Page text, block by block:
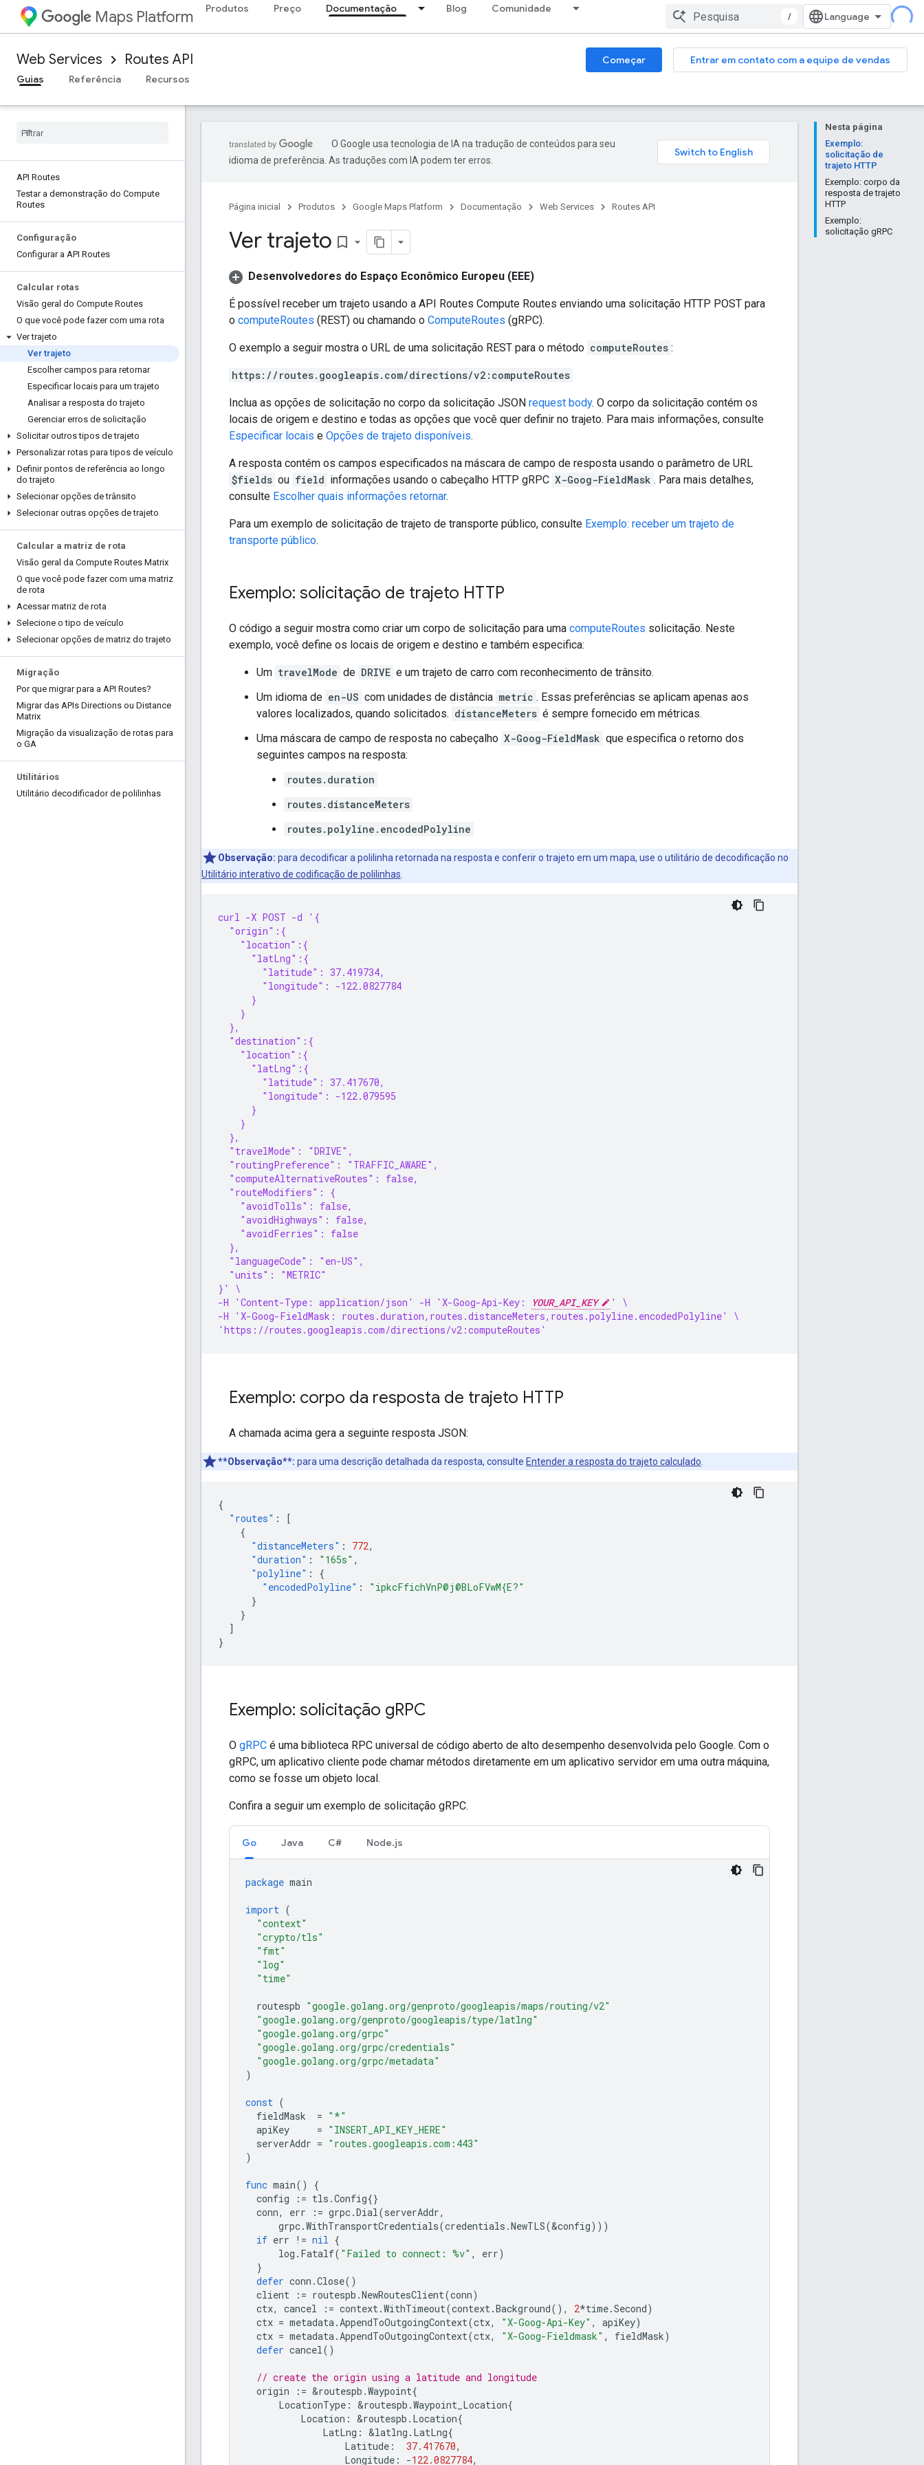
Maps Platform Produtos Preço Documentação Blog Comunidade
/
Web Services Routes API Começar
Entrar em contato com a equipe de vendas
Guias
Referência Recursos
API Routes
Testar a demonstração do Compute
Routes
Configuração
Configurar a API Routes
Calcular rotas
Visão geral do Compute Routes
O que você pode fazer com uma rota
Ver trajeto
Ver trajeto
Escolher campos para retornar
Especificar locais para um trajeto
Analisar a resposta do trajeto
Gerenciar erros de solicitação
Solicitar outros tipos de trajeto
Personalizar rotas para tipos de veículo
Definir pontos de referência ao longo
do trajeto
Selecionar opções de trânsito
Selecionar outras opções de trajeto
Calcular a matriz de rota
Visão geral da Compute Routes Matrix
O que você pode fazer com uma matriz
de rota
Acessar matriz de rota
Selecione o tipo de veículo
Selecionar opções de matriz do trajeto
Migração
Por que migrar para a API Routes?
Migrar das APIs Directions ou Distance
Matrix
Migração da visualização de rotas para
o GA
Utilitários
Utilitário decodificador de polilinhas
Nesta página
Exemplo:
solicitação de
trajeto HTTP
Exemplo: corpo da
resposta de trajeto
HTTP
Exemplo:
solicitação gRPC
O Google usa tecnologia de IA na tradução de conteúdos para seu
idioma de preferência. As traduções com IA podem ter erros.
Página inicial Produtos Google Maps Platform Documentação Web Services Routes API
Ver trajeto bookmark_border
Desenvolvedores do Espaço Econômico Europeu (EEE)
É possível receber um trajeto usando a API Routes Compute Routes enviando uma solicitação HTTP POST para
o computeRoutes (REST) ou chamando o ComputeRoutes (gRPC).
O exemplo a seguir mostra o URL de uma solicitação REST para o método computeRoutes :
https://routes.googleapis.com/directions/v2:computeRoutes
Inclua as opções de solicitação no corpo da solicitação JSON request body. O corpo da solicitação contém os
locais de origem e destino e todas as opções que você quer definir no trajeto. Para mais informações, consulte
Especificar locais e Opções de trajeto disponíveis.
A resposta contém os campos especificados na máscara de campo de resposta usando o parâmetro de URL
$fields ou field informações usando o cabeçalho HTTP gRPC X-Goog-FieldMask . Para mais detalhes,
consulte Escolher quais informações retornar.
Para um exemplo de solicitação de trajeto de transporte público, consulte Exemplo: receber um trajeto de
transporte público.
Exemplo: solicitação de trajeto HTTP
O código a seguir mostra como criar um corpo de solicitação para uma computeRoutes solicitação. Neste
exemplo, você define os locais de origem e destino e também especifica:
Um travelMode de DRIVE e um trajeto de carro com reconhecimento de trânsito.
Um idioma de en-US com unidades de distância metric . Essas preferências se aplicam apenas aos
valores localizados, quando solicitados. distanceMeters é sempre fornecido em métricas.
Uma máscara de campo de resposta no cabeçalho X-Goog-FieldMask que especifica o retorno dos
seguintes campos na resposta:
routes.duration
routes.distanceMeters
routes.polyline.encodedPolyline
Observação: para decodificar a polilinha retornada na resposta e conferir o trajeto em um mapa, use o utilitário de decodificação no
Utilitário interativo de codificação de polilinhas
curl -X POST -d '{
  "origin":{
    "location":{
      "latLng":{
        "latitude": 37.419734,
        "longitude": -122.0827784
      }
    }
  },
  "destination":{
    "location":{
      "latLng":{
        "latitude": 37.417670,
        "longitude": -122.079595
      }
    }
  },
  "travelMode": "DRIVE",
  "routingPreference": "TRAFFIC_AWARE",
  "computeAlternativeRoutes": false,
  "routeModifiers": {
    "avoidTolls": false,
    "avoidHighways": false,
    "avoidFerries": false
  },
  "languageCode": "en-US",
  "units": "METRIC"
}' \
-H 'Content-Type: application/json' -H 'X-Goog-Api-Key:
YOUR_API_KEY
' \
-H 'X-Goog-FieldMask: routes.duration,routes.distanceMeters,routes.polyline.encodedPolyline' \
'https://routes.googleapis.com/directions/v2:computeRoutes'
Exemplo: corpo da resposta de trajeto HTTP
A chamada acima gera a seguinte resposta JSON:
**Observação**: para uma descrição detalhada da resposta, consulte Entender a resposta do trajeto calculado
{
"routes" :
[
{
"distanceMeters" : 772,
"duration" : "165s" ,
"polyline" :
{
"encodedPolyline" :
"ipkcFfichVnP@j@BLoFVwM{E?"
}
}
]
}
Exemplo: solicitação gRPC
O gRPC é uma biblioteca RPC universal de código aberto de alto desempenho desenvolvida pelo Google. Com o
gRPC, um aplicativo cliente pode chamar métodos diretamente em um aplicativo servidor em uma outra máquina,
como se fosse um objeto local.
Confira a seguir um exemplo de solicitação gRPC.
Go Java C# Node.js
package main
import (
"context"
"crypto/tls"
"fmt"
"log"
"time"
routespb "google.golang.org/genproto/googleapis/maps/routing/v2"
"google.golang.org/genproto/googleapis/type/latlng"
"google.golang.org/grpc"
"google.golang.org/grpc/credentials"
"google.golang.org/grpc/metadata"
)
const (
fieldMask
= "*"
apiKey
= "INSERT_API_KEY_HERE"
serverAddr = "routes.googleapis.com:443"
)
func main()
{
config
:= tls .Config{}
conn, err := grpc.Dial(serverAddr,
grpc.WithTransportCredentials(credentials .NewTLS(&config)))
if err != nil {
log . Fatalf( "Failed to connect: %v" , err)
}
defer conn .Close()
client
:= routespb .NewRoutesClient(conn)
ctx, cancel := context.WithTimeout(context.Background(), 2*time.Second)
ctx = metadata.AppendToOutgoingContext(ctx, "X-Goog-Api-Key" , apiKey)
ctx = metadata.AppendToOutgoingContext(ctx, "X-Goog-Fieldmask" , fieldMask)
defer cancel()
// create the origin using a latitude and longitude
origin
:= &routespb .Waypoint{
LocationType : &routespb .Waypoint_Location{
Location : &routespb . Location{
LatLng : &latlng . LatLng{
Latitude : 37.417670,
Longitude : -122.0827784,